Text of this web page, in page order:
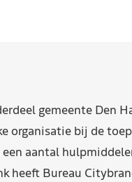
gemeente Den
organisatie bij de
aantal
heeft Bureau